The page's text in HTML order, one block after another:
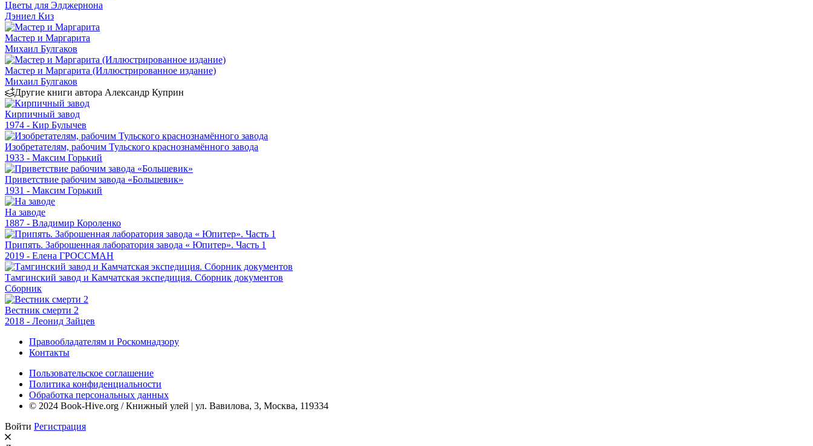
Цветы для Элджернона
Дэниел Киз
Мастер и Маргарита
Михаил Булгаков
Мастер и Маргарита (Иллюстрированное издание)
Михаил Булгаков
Другие книги автора Александр Куприн
Кирпичный завод
1974 - Кир Булычев
Изобретателям, рабочим Тульского краснознамённого завода
1933 - Максим Горький
Приветствие рабочим завода «Большевик»
1931 - Максим Горький
На заводе
1887 - Владимир Короленко
Припять. Заброшенная лаборатория завода « Юпитер». Часть 1
2019 - Елена ГРОССМАН
Тамгинский завод и Камчатская экспедиция. Сборник документов
Сборник
Вестник смерти 2
2018 - Леонид Зайцев
Правообладателям и Роскомнадзору
Контакты
Пользовательское соглашение
Политика конфиденциальности
Обработка персональных данных
© 2024 Book-Hive.org / Книжный улей | ул. Вавилова, 3, Москва, 119334
Войти Регистрация